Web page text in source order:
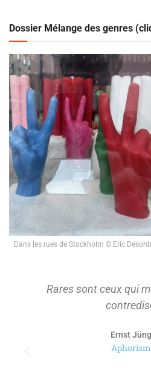
Dossier Mélange des genres
Dans les rues de Stockholm © Eric
Rares sont ceux qui
Ernst